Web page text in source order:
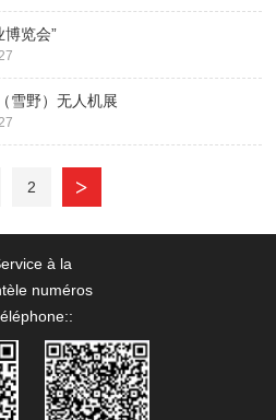
览会”
雪野）无人机展
2 >
à la
numéros
: